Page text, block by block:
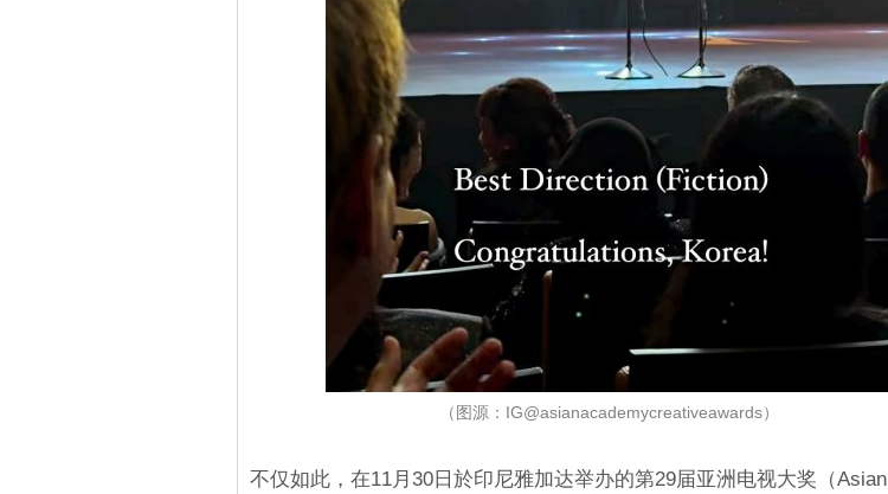
（图源：IG@asianacademycreativeawards）
不仅如此，在11月30日於印尼雅加达举办的第29届亚洲电视大奖（Asian